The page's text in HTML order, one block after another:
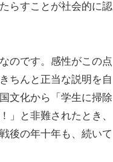
らすことが社会的に認
のです。感性がこの点
ちんと正当な説明を自
文化から「学生に掃除
」と非難されたとき、
後の年十年も、続いて